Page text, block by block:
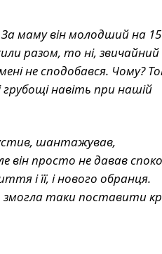
маму він молодший на 15
разом, то ні, звичайний
не сподобався. Чому?
навіть при нашій
шантажував,
він просто не давав
і її, і нового обранця.
змогла таки поставити